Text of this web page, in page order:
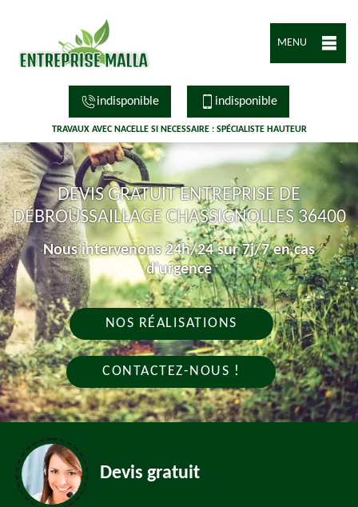
MENU
indisponible indisponible
TRAVAUX AVEC NACELLE SI NECESSAIRE : SPÉCIALISTE HAUTEUR
DEVIS GRATUIT ENTREPRISE DE
DÉBROUSSAILLAGE CHASSIGNOLLES 36400
Nous intervenons 24h/24 sur 7j/7 en cas
d'urgence
NOS RÉALISATIONS
CONTACTEZ-NOUS !
Devis gratuit